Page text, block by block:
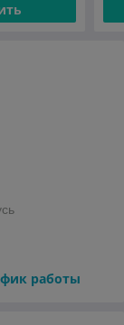
работы